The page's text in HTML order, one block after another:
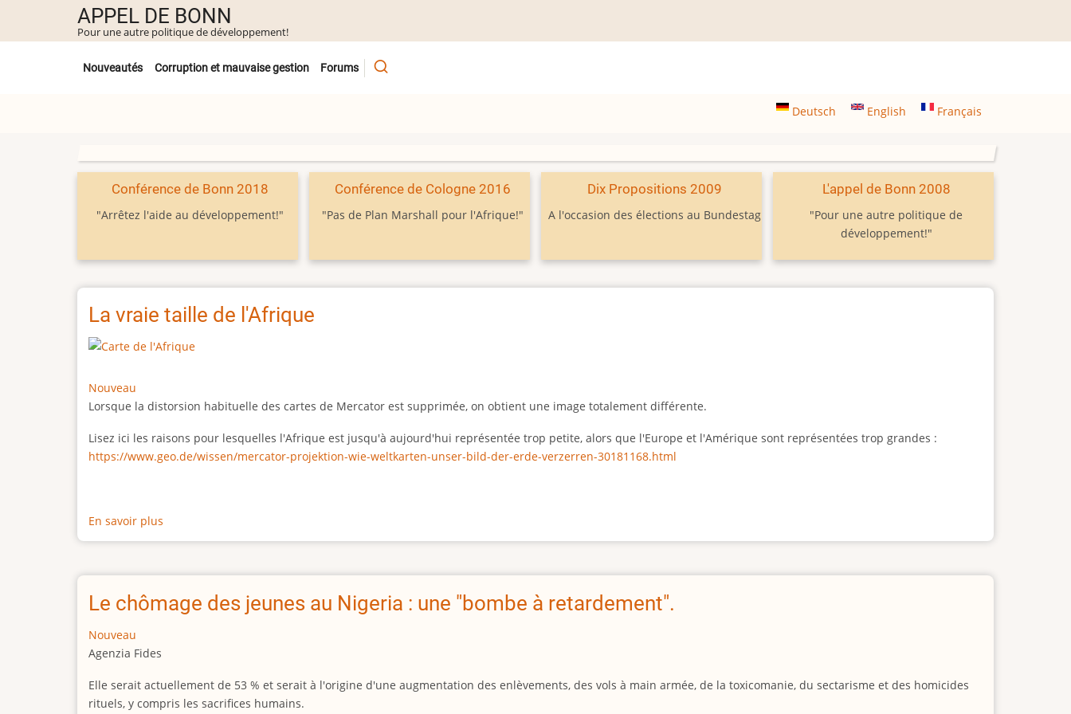
contenu
APPEL DE BONN
Pour une autre politique de développement!
Untermenü
Nouveautés Corruption et mauvaise gestion Forums
Deutsch English Français
Conférence de Bonn 2018
"Arrêtez l'aide au développement!"
Conférence de Cologne 2016
"Pas de Plan Marshall pour l'Afrique!"
Dix Propositions 2009
A l'occasion des élections au Bundestag
L'appel de Bonn 2008
"Pour une autre politique de
développement!"
La vraie taille de l'Afrique
Nouveau
Lorsque la distorsion habituelle des cartes de Mercator est supprimée, on obtient une image totalement différente.
Lisez ici les raisons pour lesquelles l'Afrique est jusqu'à aujourd'hui représentée trop petite, alors que l'Europe et l'Amérique sont représentées trop grandes :
https://www.geo.de/wissen/mercator-projektion-wie-weltkarten-unser-bild-der-erde-verzerren-30181168.html
En savoir plus
La
taille
l'Afrique
Le chômage des jeunes au Nigeria : une "bombe à retardement".
Nouveau
Agenzia Fides
Elle serait actuellement de 53 % et serait à l'origine d'une augmentation des enlèvements, des vols à main armée, de la toxicomanie, du sectarisme et des homicides
rituels, y compris les sacrifices humains.